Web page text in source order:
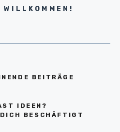
WILLKOMMEN!
BEITRÄGE
IDEEN?
BESCHÄFTIGT